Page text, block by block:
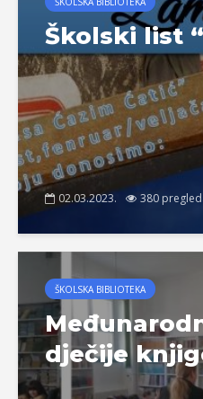
Školski list
02.03.2023. 380
ŠKOLSKA BIBLIOTEKA
dječije